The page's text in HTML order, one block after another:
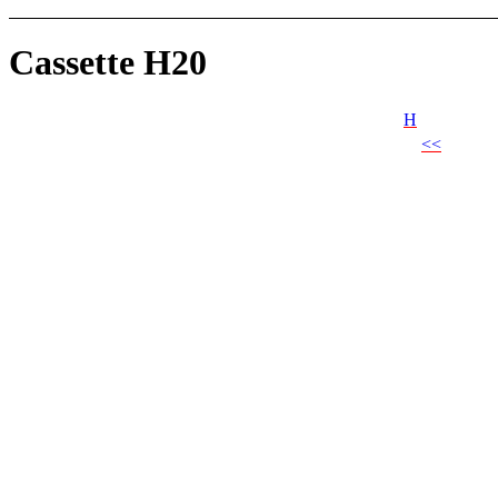
Cassette H20
H
<<